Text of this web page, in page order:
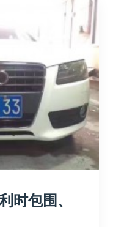
时包围、